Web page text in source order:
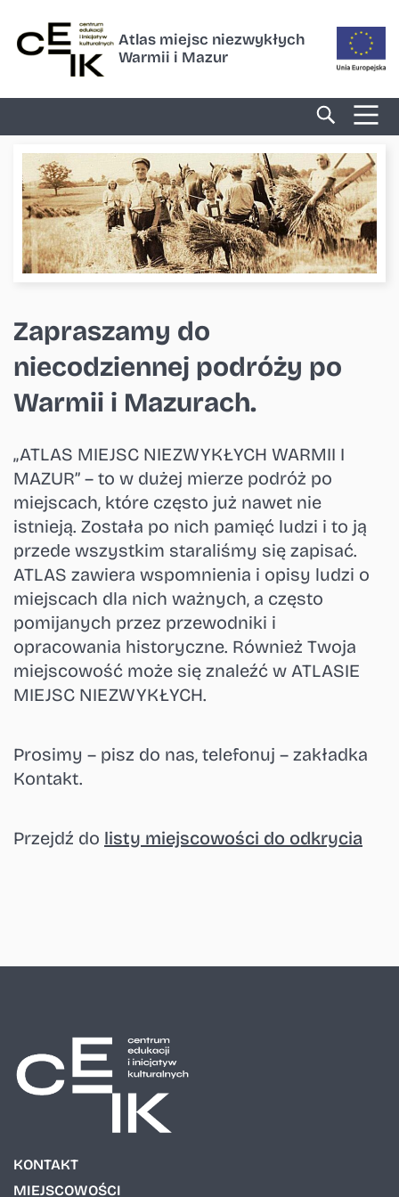
Atlas miejsc niezwykłych
Warmii i Mazur
Zapraszamy do
niecodziennej podróży po
Warmii i Mazurach.
„ATLAS MIEJSC NIEZWYKŁYCH WARMII I
MAZUR” – to w dużej mierze podróż po
miejscach, które często już nawet nie
istnieją. Została po nich pamięć ludzi i to ją
przede wszystkim staraliśmy się zapisać.
ATLAS zawiera wspomnienia i opisy ludzi o
miejscach dla nich ważnych, a często
pomijanych przez przewodniki i
opracowania historyczne. Również Twoja
miejscowość może się znaleźć w ATLASIE
MIEJSC NIEZWYKŁYCH.
Prosimy – pisz do nas, telefonuj – zakładka
Kontakt.
Przejdź do listy miejscowości do odkrycia
KONTAKT
MIEJSCOWOŚCI